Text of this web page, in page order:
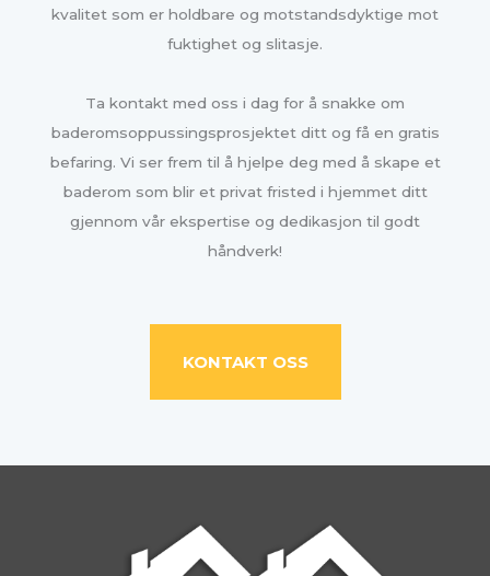
kvalitet som er holdbare og motstandsdyktige mot
fuktighet og slitasje.
Ta kontakt med oss i dag for å snakke om
baderomsoppussingsprosjektet ditt og få en gratis
befaring. Vi ser frem til å hjelpe deg med å skape et
baderom som blir et privat fristed i hjemmet ditt
gjennom vår ekspertise og dedikasjon til godt
håndverk!
KONTAKT OSS